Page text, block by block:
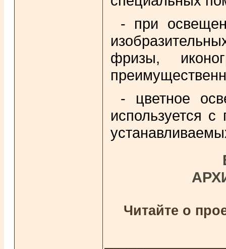
- при
фризы,
- цветное
используется
Читайте о